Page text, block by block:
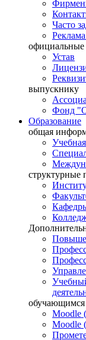
Часто
Устав
выпускнику
Фонд
Образование
общая
структурные
обучающимся
Moodle
Moodle